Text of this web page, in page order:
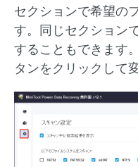
セクションで希望の
す。同じセクション
することもできます
タンをクリックして